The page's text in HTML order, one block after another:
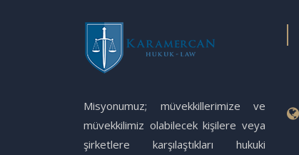
Misyonumuz; müvekkillerimize ve
müvekkilimiz olabilecek kişilere veya
şirketlere karşılaştıkları hukuki